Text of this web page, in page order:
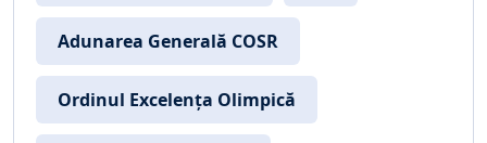
Adunarea Generală COSR
Ordinul Excelența Olimpică